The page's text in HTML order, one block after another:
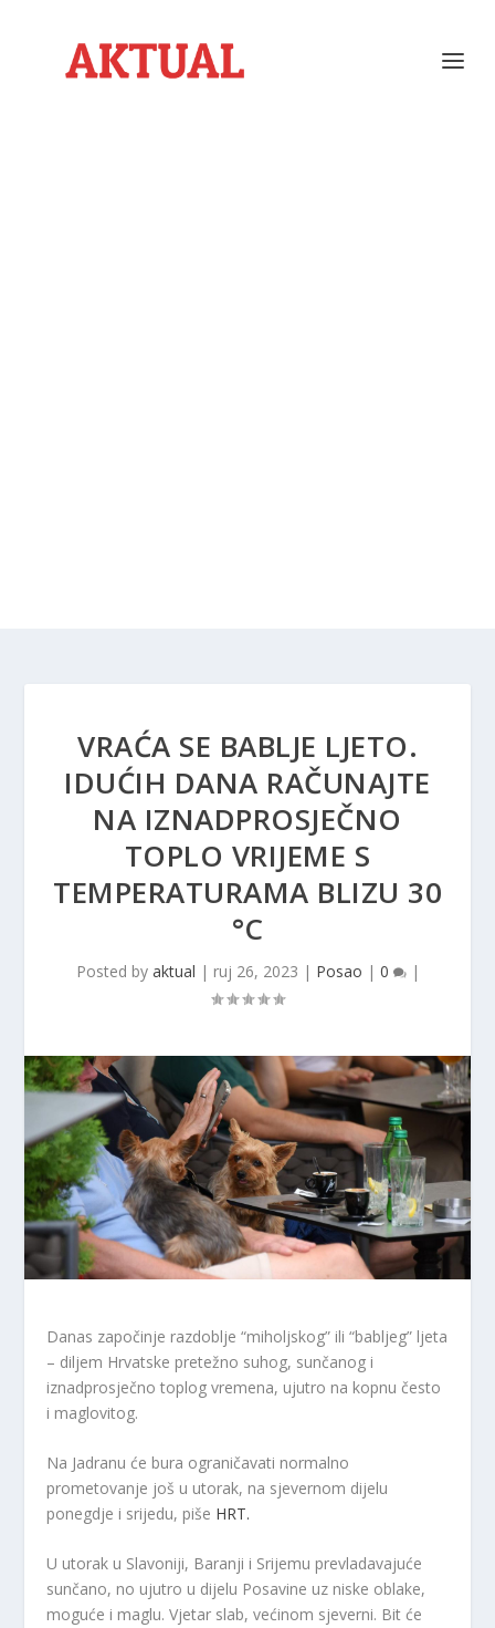
VRAĆA SE BABLJE LJETO.
IDUĆIH DANA RAČUNAJTE
NA IZNADPROSJEČNO
TOPLO VRIJEME S
TEMPERATURAMA BLIZU 30
°C
Posted by aktual | ruj 26, 2023 | Posao | 0 |
Danas započinje razdoblje “miholjskog” ili “babljeg” ljeta
– diljem Hrvatske pretežno suhog, sunčanog i
iznadprosječno toplog vremena, ujutro na kopnu često
i maglovitog.
Na Jadranu će bura ograničavati normalno
prometovanje još u utorak, na sjevernom dijelu
ponegdje i srijedu, piše HRT.
U utorak u Slavoniji, Baranji i Srijemu prevladavajuće
sunčano, no ujutro u dijelu Posavine uz niske oblake,
moguće i maglu. Vjetar slab, većinom sjeverni. Bit će